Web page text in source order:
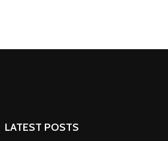
LATEST POSTS